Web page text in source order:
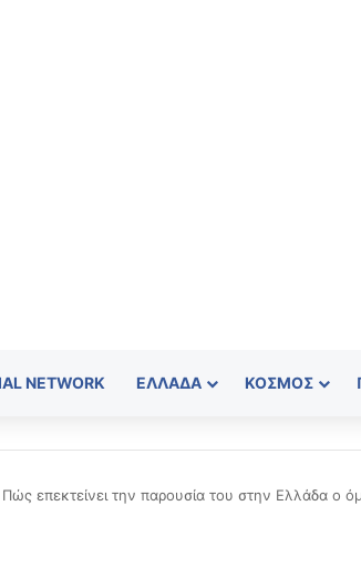
NETWORK ΕΛΛΆΔΑ ΚΌΣΜΟΣ
Πώς επεκτείνει την παρουσία του στην Ελλάδα ο